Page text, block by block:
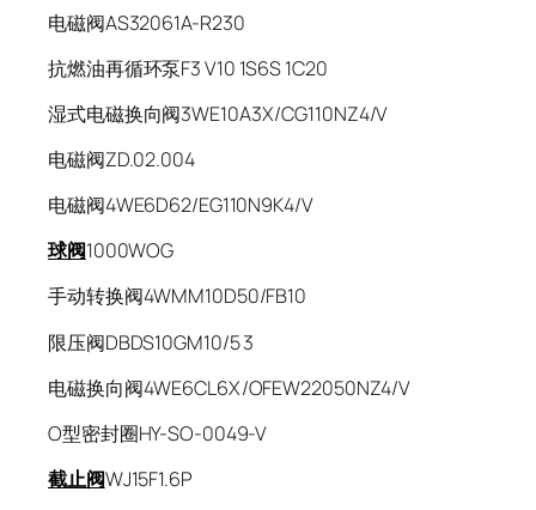
电磁阀AS32061A-R230
抗燃油再循环泵F3 V10 1S6S 1C20
湿式电磁换向阀3WE10A3X/CG110NZ4/V
电磁阀ZD.02.004
电磁阀4WE6D62/EG110N9K4/V
球阀1000WOG
手动转换阀4WMM10D50/FB10
限压阀DBDS10GM10/5 3
电磁换向阀4WE6CL6X/OFEW22050NZ4/V
O型密封圈HY-SO-0049-V
截止阀WJ15F1.6P